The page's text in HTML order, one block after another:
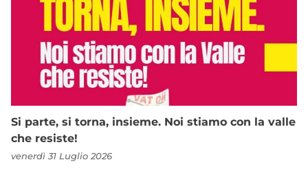
Si parte, si torna, insieme. Noi stiamo con la valle
che resiste!
venerdì 31 Luglio 2026